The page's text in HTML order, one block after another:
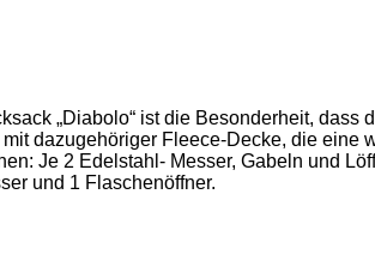
„Diabolo“ ist die Besonderheit, dass
dazugehöriger Fleece-Decke, die eine
Je 2 Edelstahl- Messer, Gabeln und
und 1 Flaschenöffner.